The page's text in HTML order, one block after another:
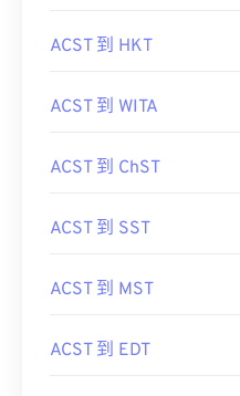
ACST 到 HKT
ACST 到 WITA
ACST 到 ChST
ACST 到 SST
ACST 到 MST
ACST 到 EDT